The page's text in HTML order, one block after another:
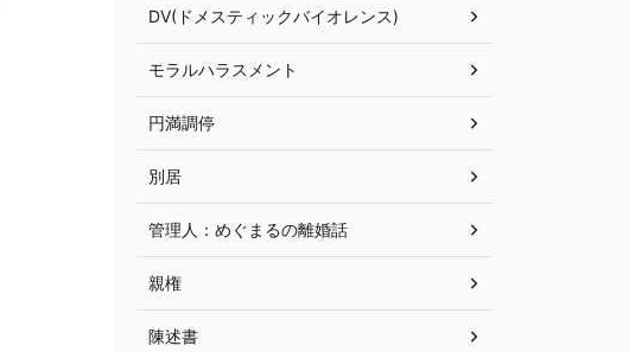
DV(ドメスティックバイオレンス)
モラルハラスメント
円満調停
別居
管理人：めぐまるの離婚話
親権
陳述書